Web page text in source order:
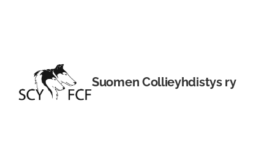
Suomen Collieyhdistys ry